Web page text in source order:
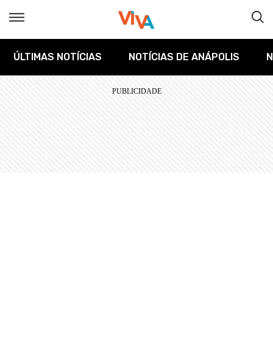
ÚLTIMAS NOTÍCIAS NOTÍCIAS DE ANÁPOLIS